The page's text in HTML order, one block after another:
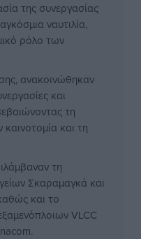
της συνεργασίας
ναυτιλία,
ρόλο των
ανακοινώθηκαν
και
τη
και τη
τη
Σκαραμαγκά και
και το
VLCC